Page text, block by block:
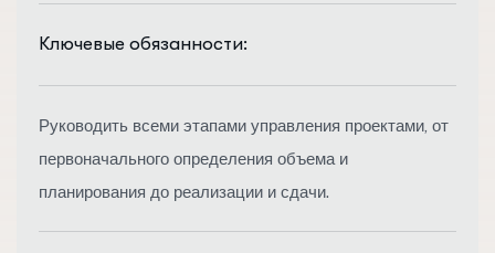
Ключевые обязанности:
Руководить всеми этапами управления проектами, от
первоначального определения объема и
планирования до реализации и сдачи.